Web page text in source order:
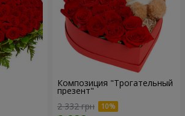
Композиция "Трогательный
презент"
2 332 грн